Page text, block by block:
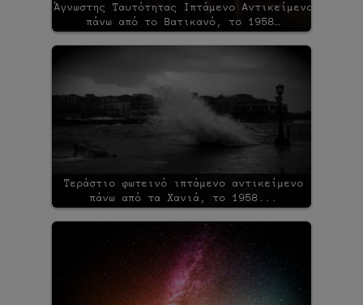
Άγνωστης Ταυτότητας Ιπτάμενο Αντικείμενο
πάνω από το Βατικανό, το 1958…
Τεράστιο φωτεινό ιπτάμενο αντικείμενο
πάνω από τα Χανιά, το 1958...